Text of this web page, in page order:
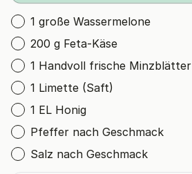
1 große Wassermelone
200 g Feta-Käse
1 Handvoll frische Minzblätter
1 Limette (Saft)
1 EL Honig
Pfeffer nach Geschmack
Salz nach Geschmack